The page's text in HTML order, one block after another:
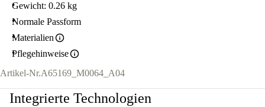
Gewicht: 0.26 kg
Normale Passform
Materialien
Pflegehinweise
Artikel-Nr.A65169_M0064_A04
Integrierte Technologien